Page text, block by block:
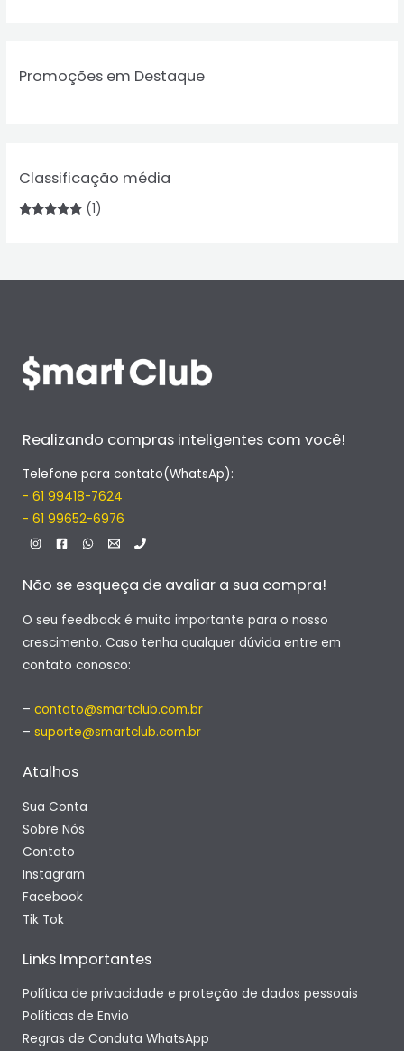
Promoções em Destaque
Classificação média
(1)
Realizando compras inteligentes com você!
Telefone para contato(WhatsAp):
- 61 99418-7624
- 61 99652-6976
Não se esqueça de avaliar a sua compra!
O seu feedback é muito importante para o nosso
crescimento. Caso tenha qualquer dúvida entre em
contato conosco:
– contato@smartclub.com.br
– suporte@smartclub.com.br
Atalhos
Sua Conta
Sobre Nós
Contato
Instagram
Facebook
Tik Tok
Links Importantes
Política de privacidade e proteção de dados pessoais
Políticas de Envio
Regras de Conduta WhatsApp